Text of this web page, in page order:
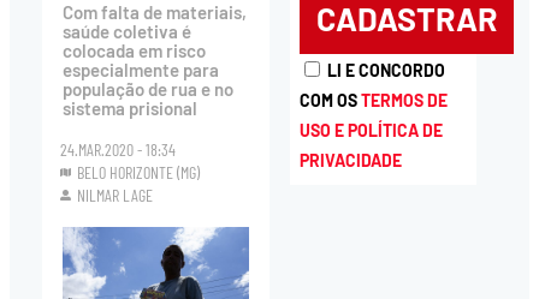
Com falta de materiais,
saúde coletiva é
colocada em risco
especialmente para
população de rua e no
sistema prisional
24.MAR.2020 - 18:34
BELO HORIZONTE (MG)
NILMAR LAGE
LI E CONCORDO
COM OSTERMOS DE
USO E POLÍTICA DE
PRIVACIDADE